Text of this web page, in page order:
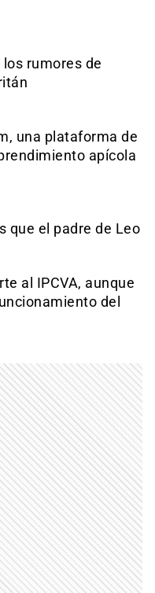
rumores de
una plataforma de
apícola
que el padre de Leo
al IPCVA, aunque
del